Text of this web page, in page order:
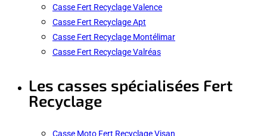
Casse Fert Recyclage Valence
Casse Fert Recyclage Apt
Casse Fert Recyclage Montélimar
Casse Fert Recyclage Valréas
Les casses spécialisées Fert
Recyclage
Casse Moto Fert Recyclage Visan